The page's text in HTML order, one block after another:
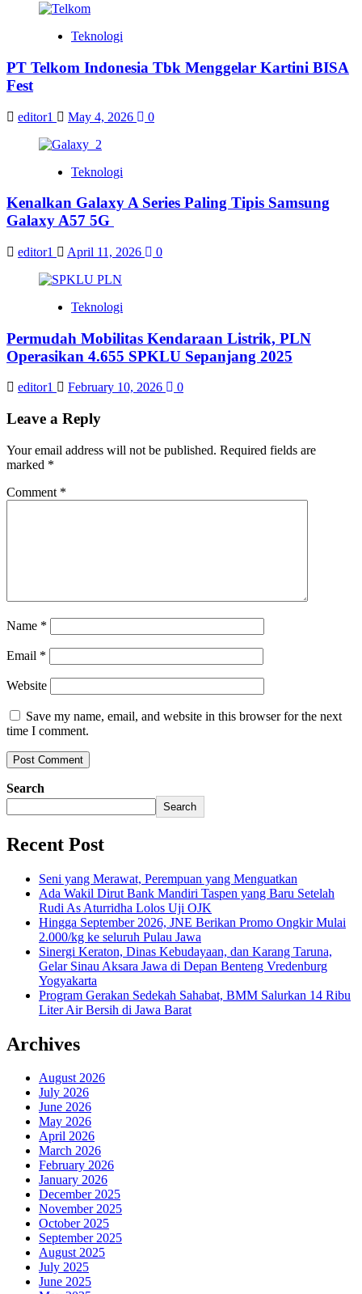
Teknologi
PT Telkom Indonesia Tbk Menggelar Kartini BISA
Fest
editor1 May 4, 2026 0
Teknologi
Kenalkan Galaxy A Series Paling Tipis Samsung
Galaxy A57 5G
editor1 April 11, 2026 0
Teknologi
Permudah Mobilitas Kendaraan Listrik, PLN
Operasikan 4.655 SPKLU Sepanjang 2025
editor1 February 10, 2026 0
Leave a Reply
Your email address will not be published. Required fields are
marked *
Comment *
Name *
Email *
Website
Save my name, email, and website in this browser for the next
time I comment.
Search
Search
Recent Post
Seni yang Merawat, Perempuan yang Menguatkan
Ada Wakil Dirut Bank Mandiri Taspen yang Baru Setelah
Rudi As Aturridha Lolos Uji OJK
Hingga September 2026, JNE Berikan Promo Ongkir Mulai
2.000/kg ke seluruh Pulau Jawa
Sinergi Keraton, Dinas Kebudayaan, dan Karang Taruna,
Gelar Sinau Aksara Jawa di Depan Benteng Vredenburg
Yogyakarta
Program Gerakan Sedekah Sahabat, BMM Salurkan 14 Ribu
Liter Air Bersih di Jawa Barat
Archives
August 2026
July 2026
June 2026
May 2026
April 2026
March 2026
February 2026
January 2026
December 2025
November 2025
October 2025
September 2025
August 2025
July 2025
June 2025